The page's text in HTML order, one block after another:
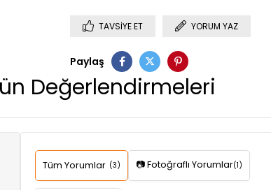
TAVSIYE ET YORUM YAZ
Paylaş
Değerlendirmeleri
Tüm Yorumlar (3) 📷 Fotoğraflı Yorumlar(1)